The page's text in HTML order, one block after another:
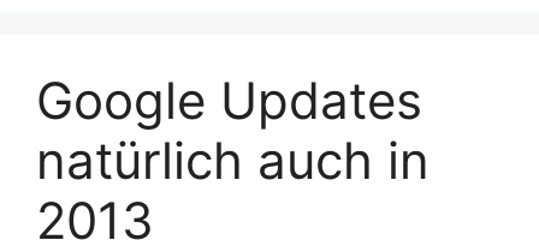
Google Updates
natürlich auch in
2013